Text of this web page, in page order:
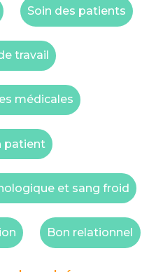
Soin des patients
travail
médicales
patient
et sang froid
Bon relationnel